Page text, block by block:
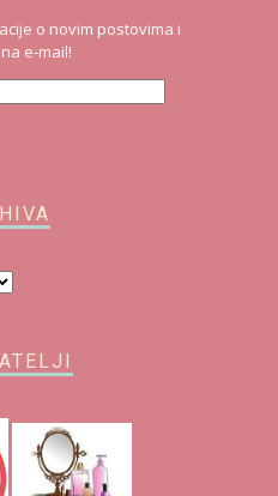
o novim postovima i
e-mail!